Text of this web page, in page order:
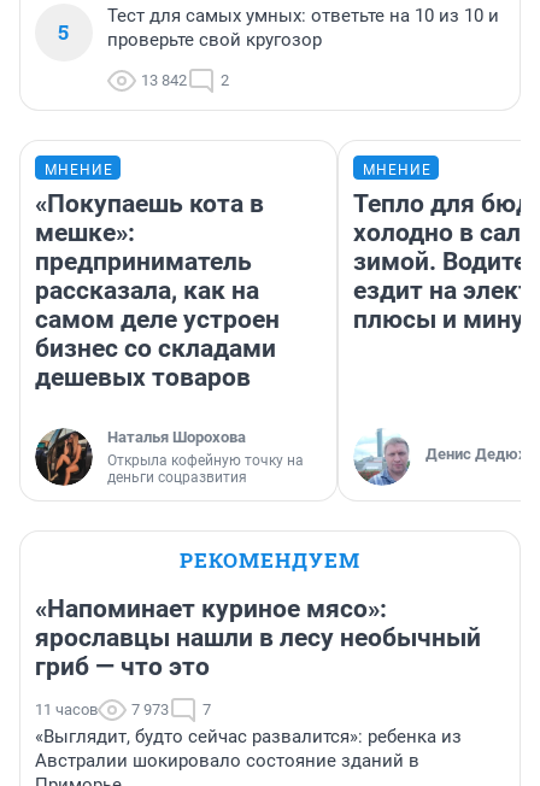
5
Тест для самых умных: ответьте на 10 из 10 и
проверьте свой кругозор
13 842 2
МНЕНИЕ
«Покупаешь кота в
мешке»:
предприниматель
рассказала, как на
самом деле устроен
бизнес со складами
дешевых товаров
Наталья Шорохова
Открыла кофейную точку на
деньги соцразвития
МНЕНИЕ
Тепло для
холодно в
зимой.
ездит на
плюсы и
Денис
РЕКОМЕНДУЕМ
«Напоминает куриное мясо»:
ярославцы нашли в лесу необычный
гриб — что это
11 часов 7 973 7
«Выглядит, будто сейчас развалится»: ребенка из
Австралии шокировало состояние зданий в